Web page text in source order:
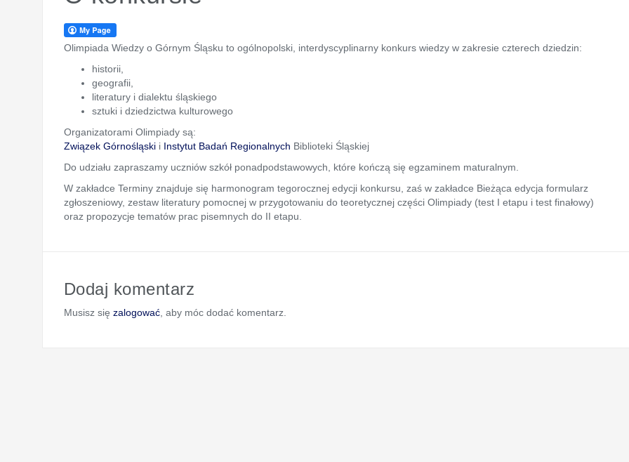
Olimpiada Wiedzy o Górnym Śląsku to ogólnopolski, interdyscyplinarny konkurs wiedzy w zakresie czterech dziedzin:
historii,
geografii,
literatury i dialektu śląskiego
sztuki i dziedzictwa kulturowego
Organizatorami Olimpiady są:
Związek Górnośląskii Instytut Badań Regionalnych Biblioteki Śląskiej
Do udziału zapraszamy uczniów szkół ponadpodstawowych, które kończą się egzaminem maturalnym.
W zakładce Terminyznajduje się harmonogram tegorocznej edycji konkursu, zaś w zakładce Bieżąca edycja formularz
zgłoszeniowy, zestaw literatury pomocnej w przygotowaniu do teoretycznej części Olimpiady (test I etapu i test finałowy)
oraz propozycje tematów prac pisemnych do II etapu.
Dodaj komentarz
Musisz się zalogować, aby móc dodać komentarz.